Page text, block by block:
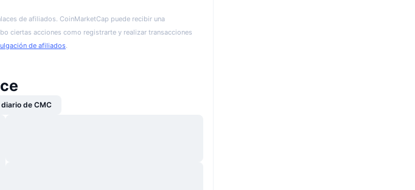
de afiliados. CoinMarketCap puede recibir una
ciertas acciones como registrarte y realizar transacciones
de afiliados.
de CMC